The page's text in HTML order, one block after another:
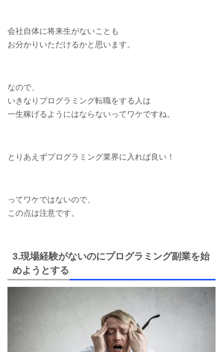
会社自体に将来生がないことも
お分かりいただけるかと思います。
なので、
いきなりプログラミング転職をする人は
一生稼げるようにはならないってワケですね。
とりあえずプログラミング業界に入れば良い！
ってワケではないので、
この点は注意です。
3.現場経験がないのにプログラミング副業を始
めようとする